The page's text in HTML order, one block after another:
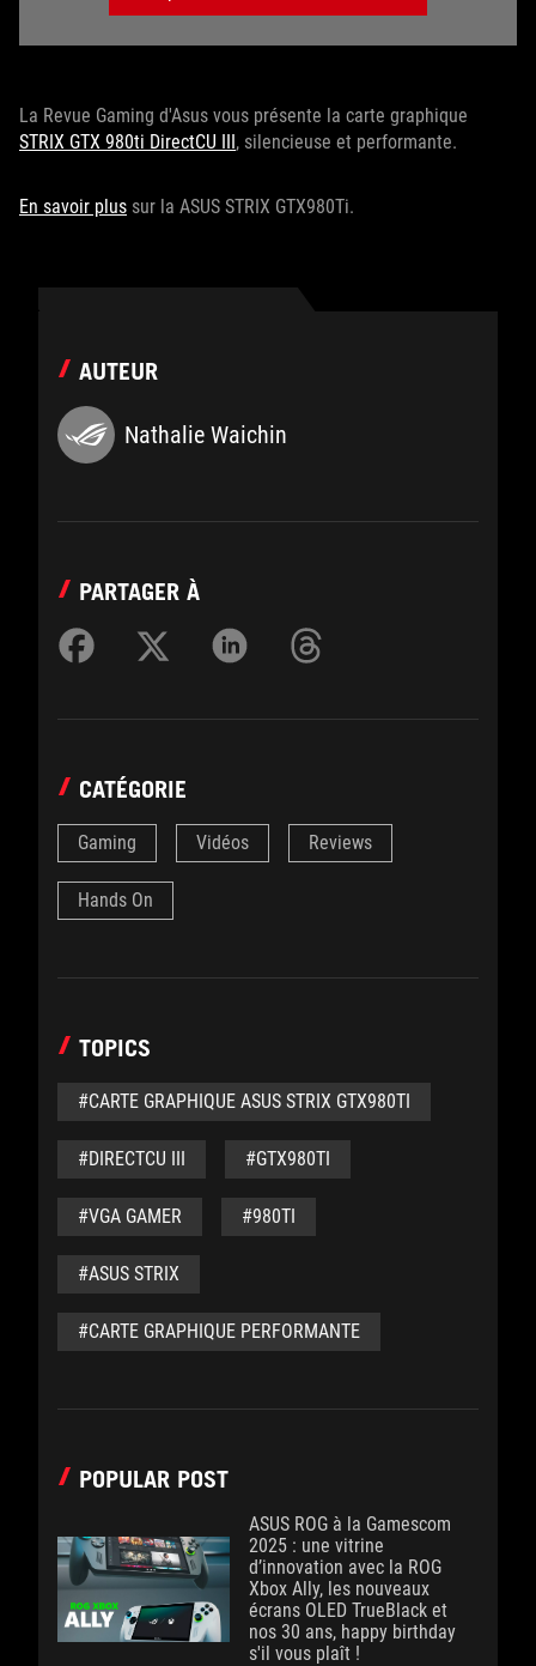
La Revue Gaming d'Asus vous présente la carte graphique
STRIX GTX 980ti DirectCU III, silencieuse et performante.
En savoir plus sur la ASUS STRIX GTX980Ti.
AUTEUR
Nathalie Waichin
PARTAGER À
CATÉGORIE
Gaming Vidéos Reviews
Hands On
TOPICS
#CARTE GRAPHIQUE ASUS STRIX GTX980TI
#DIRECTCU III #GTX980TI
#VGA GAMER #980TI
#ASUS STRIX
#CARTE GRAPHIQUE PERFORMANTE
POPULAR POST
ASUS ROG à la Gamescom
2025 : une vitrine
d’innovation avec la ROG
Xbox Ally, les nouveaux
écrans OLED TrueBlack et
nos 30 ans, happy birthday
s'il vous plaît !